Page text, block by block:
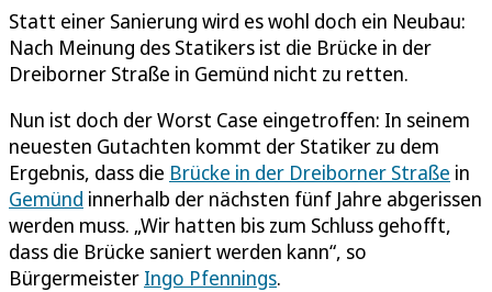
Statt einer Sanierung wird es wohl doch ein Neubau:
Nach Meinung des Statikers ist die Brücke in der
Dreiborner Straße in Gemünd nicht zu retten.
Nun ist doch der Worst Case eingetroffen: In seinem
neuesten Gutachten kommt der Statiker zu dem
Ergebnis, dass die Brücke in der Dreiborner Straße in
Gemünd innerhalb der nächsten fünf Jahre abgerissen
werden muss. „Wir hatten bis zum Schluss gehofft,
dass die Brücke saniert werden kann“, so
Bürgermeister Ingo Pfennings.